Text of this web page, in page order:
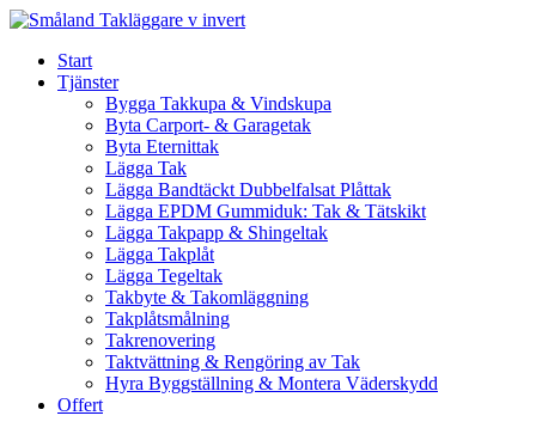
Skip
contentStart
Tjänster
Bygga Takkupa & Vindskupa
Byta Carport- & Garagetak
Byta Eternittak
Lägga Tak
Lägga Bandtäckt Dubbelfalsat Plåttak
Lägga EPDM Gummiduk: Tak & Tätskikt
Lägga Takpapp & Shingeltak
Lägga Takplåt
Lägga Tegeltak
Takbyte & Takomläggning
Takplåtsmålning
Takrenovering
Taktvättning & Rengöring av Tak
Hyra Byggställning & Montera Väderskydd
Offert